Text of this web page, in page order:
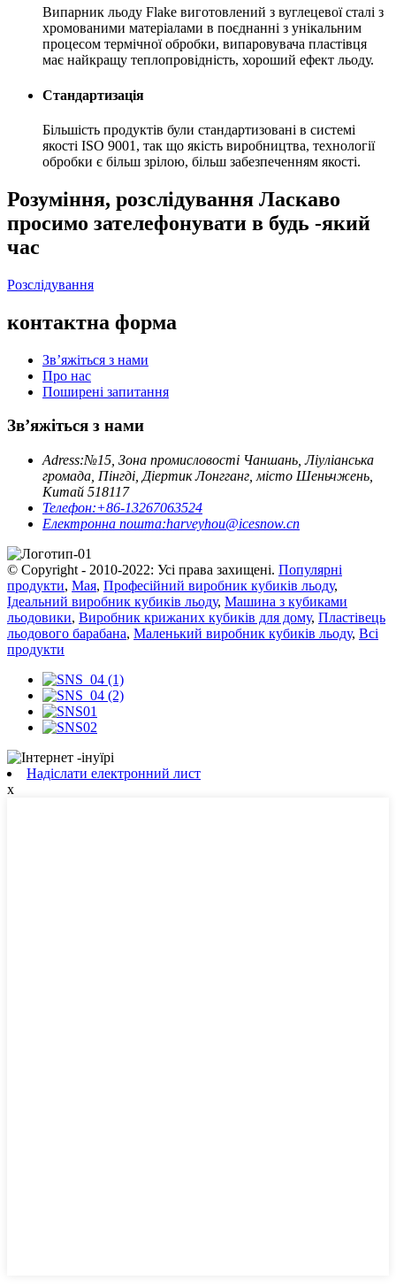
Випарник льоду Flake виготовлений з вуглецевої сталі з
хромованими матеріалами в поєднанні з унікальним
процесом термічної обробки, випаровувача пластівця
має найкращу теплопровідність, хороший ефект льоду.
Стандартизація
Більшість продуктів були стандартизовані в системі
якості ISO 9001, так що якість виробництва, технології
обробки є більш зрілою, більш забезпеченням якості.
Розуміння, розслідування Ласкаво
просимо зателефонувати в будь -який
час
Розслідування
контактна форма
Зв’яжіться з нами
Про нас
Поширені запитання
Зв’яжіться з нами
Adress:№15, Зона промисловості Чаншань, Ліуліанська
громада, Пінгді, Діертик Лонгганг, місто Шеньчжень,
Китай 518117
Телефон:+86-13267063524
Електронна пошта:harveyhou@icesnow.cn
© Copyright - 2010-2022: Усі права захищені. Популярні
продукти, Мая, Професійний виробник кубиків льоду,
Ідеальний виробник кубиків льоду, Машина з кубиками
льодовики, Виробник крижаних кубиків для дому, Пластівець
льодового барабана, Маленький виробник кубиків льоду, Всі
продукти
Надіслати електронний лист
x